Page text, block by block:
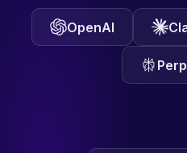
OpenAI